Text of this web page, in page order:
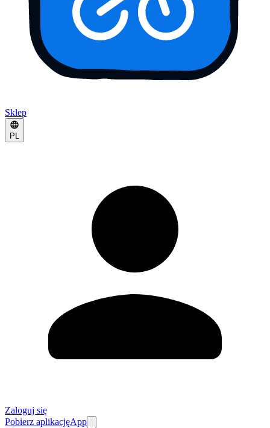
Sklep
PL
Zaloguj się
Pobierz aplikacjęApp